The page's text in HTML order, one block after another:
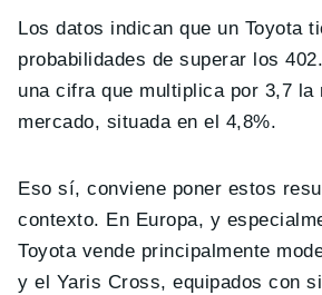
Los datos indican que un Toyota
probabilidades de superar los
una cifra que multiplica por 3,7 la
mercado, situada en el 4,8%.
Eso sí, conviene poner estos
contexto. En Europa, y
Toyota vende principalmente
y el Yaris Cross, equipados con